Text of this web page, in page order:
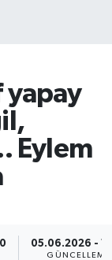
yapay
Eylem
05.06.2026 -
GÜNCELLEME